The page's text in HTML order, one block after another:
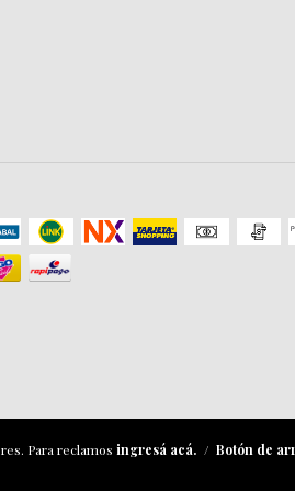
Para reclamos ingresá acá. / Botón de